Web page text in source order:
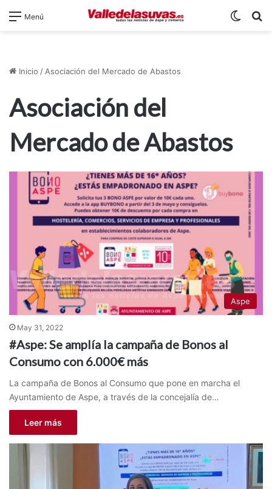
Menú
Inicio / Asociación del Mercado de Abastos
Asociación del
Mercado de Abastos
Aspe
May 31, 2022
#Aspe: Se amplía la campaña de Bonos al
Consumo con 6.000€ más
La campaña de Bonos al Consumo que pone en marcha el
Ayuntamiento de Aspe, a través de la concejalía de…
Leer más